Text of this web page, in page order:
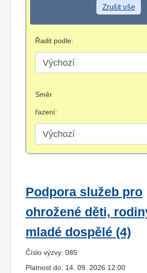
Zrušit vše
Řadit podle:
Směr
řazení:
Podpora služeb pro
ohrožené děti,
mladé dospělé (4)
Číslo výzvy: 085
Platnost do: 14. 09. 2026 12:00